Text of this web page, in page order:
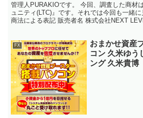
管理人PURAKIOです。 今回、調査した商材
ュニティ(LTC)』です。それでは今回も一緒
商法による表記 販売者名 株式会社NEXT
FX
おまかせ資産
コン 久米ゆう
ング 久米貴